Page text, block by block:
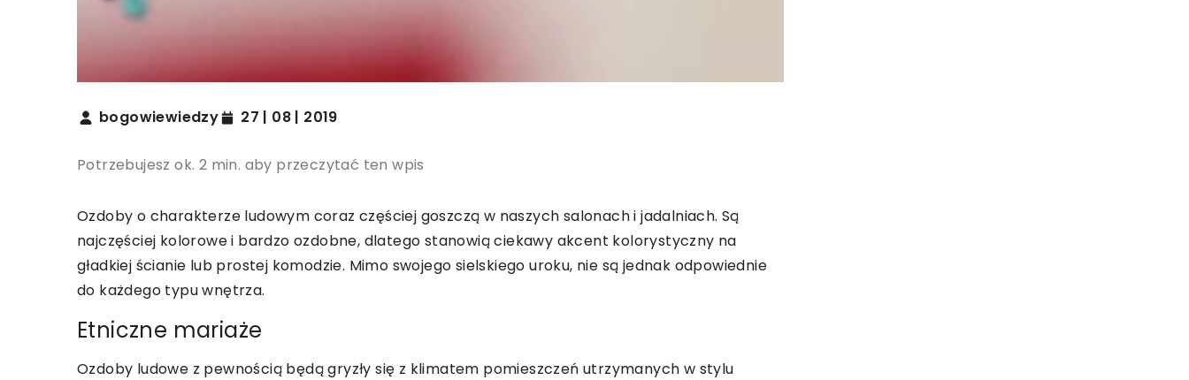
bogowiewiedzy 27 | 08 | 2019
Potrzebujesz ok. 2 min. aby przeczytać ten wpis
Ozdoby o charakterze ludowym coraz częściej goszczą w naszych salonach i jadalniach. Są
najczęściej kolorowe i bardzo ozdobne, dlatego stanowią ciekawy akcent kolorystyczny na
gładkiej ścianie lub prostej komodzie. Mimo swojego sielskiego uroku, nie są jednak odpowiednie
do każdego typu wnętrza.
Etniczne mariaże
Ozdoby ludowe z pewnością będą gryzły się z klimatem pomieszczeń utrzymanych w stylu